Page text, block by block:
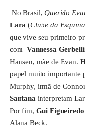
No Brasil, Querido
Lara (Clube da
que vive seu primeiro
com Vannessa Gerbelli
Hansen, mãe de Evan.
papel muito importante
Murphy, irmã de
Santana interpretam
Por fim, Gui Figueiredo
Alana Beck.